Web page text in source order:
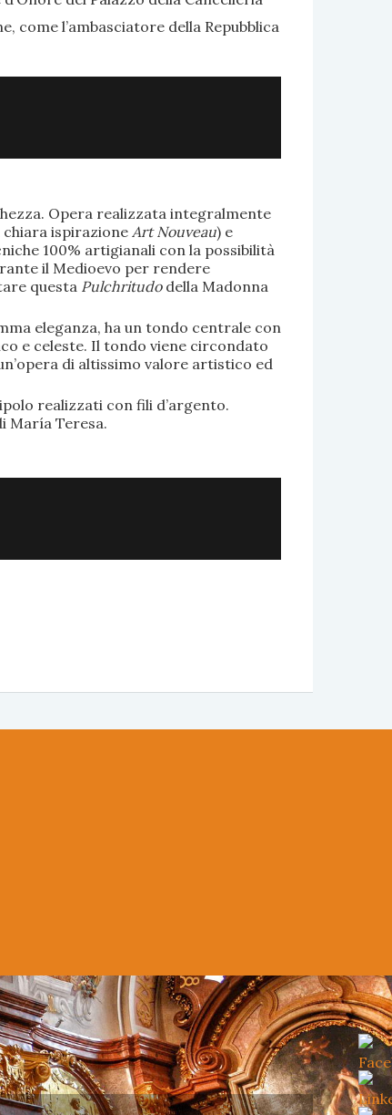
come l’ambasciatore della Repubblica
Opera realizzata integralmente
chiara ispirazioneArt Nouveau) e
100% artigianali con la possibilità
il Medioevo per rendere
questa Pulchritudo della Madonna
eleganza, ha un tondo centrale con
e celeste. Il tondo viene circondato
di altissimo valore artistico ed
realizzati con fili d’argento.
María Teresa.